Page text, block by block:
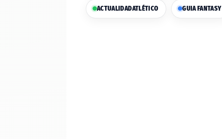
ACTUALIDADATLÉTICO GUIA FANTASY